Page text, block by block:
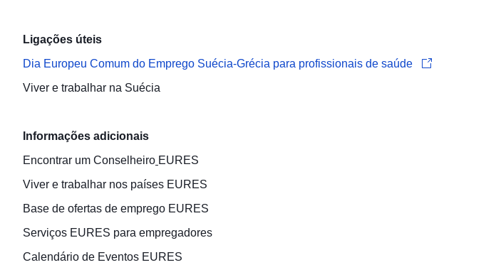
Ligações úteis
Dia Europeu Comum do Emprego Suécia-Grécia para profissionais de saúde
Viver e trabalhar na Suécia
Informações adicionais
Encontrar um Conselheiro EURES
Viver e trabalhar nos países EURES
Base de ofertas de emprego EURES
Serviços EURES para empregadores
Calendário de Eventos EURES